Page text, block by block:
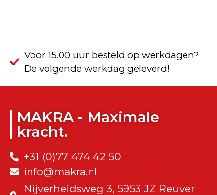
Voor 15.00 uur besteld op werkdagen?
De volgende werkdag geleverd!
MAKRA - Maximale
kracht.
+31 (0)77 474 42 50
info@makra.nl
Nijverheidsweg 3, 5953 JZ Reuver